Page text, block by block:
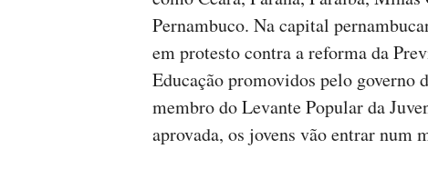
Pernambuco. Na capital
em protesto contra a reforma da
Educação promovidos pelo governo
membro do Levante Popular da
aprovada, os jovens vão entrar num